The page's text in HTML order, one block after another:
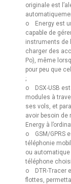
originale est
o Energy est
capable de
instruments de
charger des
Po), même
pour peu que
;
o DSX-USB
modules à
ses vols, et
avoir besoin de
Energy à
o GSM/GPRS
téléphonie
ou
téléphone
o DTR-Tracer
flottes,